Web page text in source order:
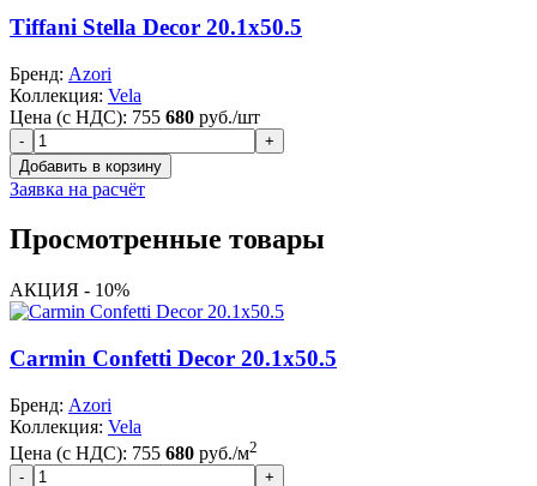
Tiffani Stella Decor 20.1x50.5
Бренд: Azori
Коллекция: Vela
Цена (с НДС): 755 680 руб./шт
Заявка на расчёт
Просмотренные товары
АКЦИЯ - 10%
Carmin Confetti Decor 20.1x50.5
Бренд: Azori
Коллекция: Vela
Цена (с НДС): 755 680 руб./м2